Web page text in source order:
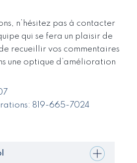
n’hésitez pas à contacter
qui se fera un plaisir de
recueillir vos commentaires
une optique d’amélioration
819-665-7024